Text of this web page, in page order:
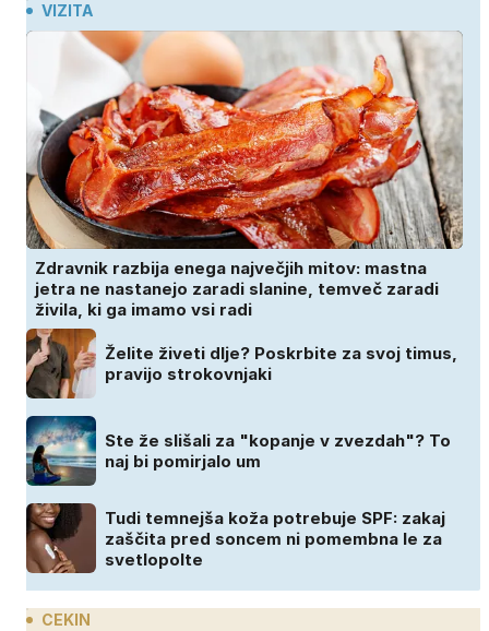
VIZITA
Zdravnik razbija enega največjih mitov: mastna
jetra ne nastanejo zaradi slanine, temveč zaradi
živila, ki ga imamo vsi radi
Želite živeti dlje? Poskrbite za svoj timus,
pravijo strokovnjaki
Ste že slišali za "kopanje v zvezdah"? To
naj bi pomirjalo um
Tudi temnejša koža potrebuje SPF: zakaj
zaščita pred soncem ni pomembna le za
svetlopolte
CEKIN